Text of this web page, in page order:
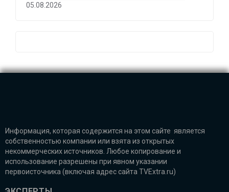
05.08.2026
Информация, которая содержится на этом сайте является
собственностью компании или взята из открытых
некоммерческих источников. Любое копирование и
использование разрешены при явном указании
первоисточника (включая адрес сайта TVExtra.ru)